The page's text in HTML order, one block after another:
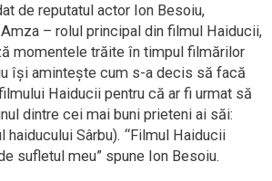
de reputatul actor Ion Besoiu,
– rolul principal din filmul Haiducii,
momentele trăite în timpul filmărilor
își amintește cum s-a decis să facă
Haiducii pentru că ar fi urmat să
dintre cei mai buni prieteni ai săi:
haiducului Sârbu). “Filmul Haiducii
sufletul meu” spune Ion Besoiu.